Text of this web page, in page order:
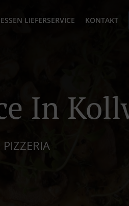
ESSEN LIEFERSERVICE KONTAKT
In
PIZZERIA